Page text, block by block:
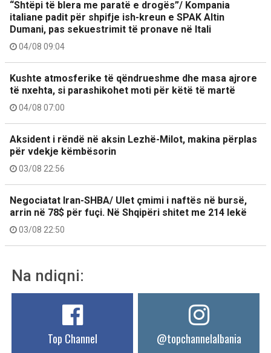
“Shtëpi të blera me paratë e drogës”/ Kompania
italiane padit për shpifje ish-kreun e SPAK Altin
Dumani, pas sekuestrimit të pronave në Itali
04/08 09:04
Kushte atmosferike të qëndrueshme dhe masa ajrore
të nxehta, si parashikohet moti për këtë të martë
04/08 07:00
Aksident i rëndë në aksin Lezhë-Milot, makina përplas
për vdekje këmbësorin
03/08 22:56
Negociatat Iran-SHBA/ Ulet çmimi i naftës në bursë,
arrin në 78$ për fuçi. Në Shqipëri shitet me 214 lekë
03/08 22:50
Na ndiqni:
Top Channel @topchannelalbania